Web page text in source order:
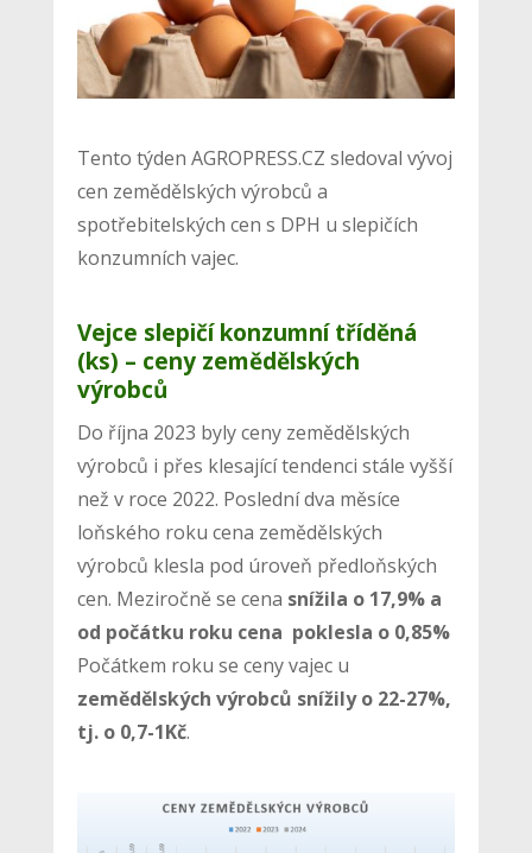
Tento týden AGROPRESS.CZ sledoval vývoj
cen zemědělských výrobců a
spotřebitelských cen s DPH u slepičích
konzumních vajec.
Vejce slepičí konzumní tříděná
(ks) – ceny zemědělských
výrobců
Do října 2023 byly ceny zemědělských
výrobců i přes klesající tendenci stále vyšší
než v roce 2022. Poslední dva měsíce
loňského roku cena zemědělských
výrobců klesla pod úroveň předloňských
cen. Meziročně se cena snížila o 17,9% a
od počátku roku cena poklesla o 0,85%
Počátkem roku se ceny vajec u
zemědělských výrobců snížily o 22-27%,
tj. o 0,7-1Kč.